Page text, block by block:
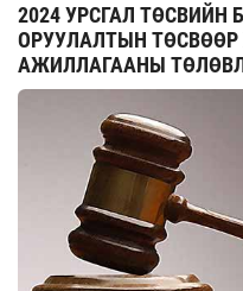
2024 УРСГАЛ ТӨСВИЙН
ОРУУЛАЛТЫН
АЖИЛЛАГААНЫ